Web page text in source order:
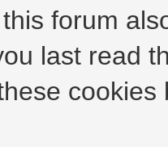
forum
last read
cookies